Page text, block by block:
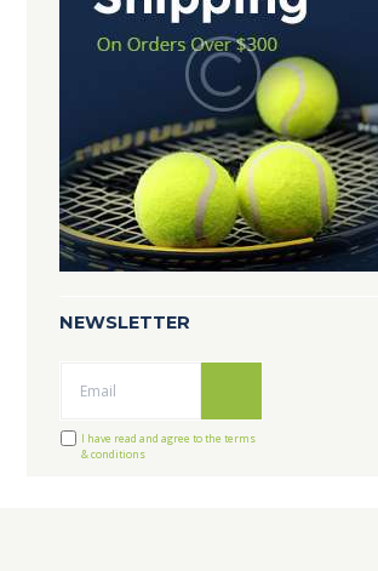
NEWSLETTER
I have read and agree to the terms
& conditions